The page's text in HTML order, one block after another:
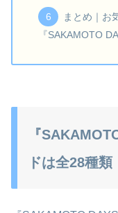
まとめ｜お
『SAKAMOTO
『
ドは全28種類